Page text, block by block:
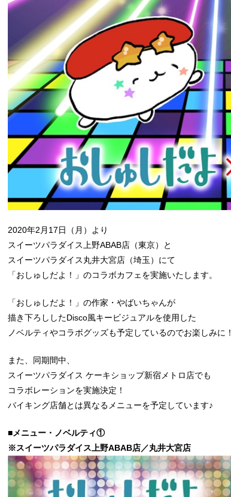
2020年2月17日（月）より
スイーツパラダイス上野ABAB店（東京）と
スイーツパラダイス丸井大宮店（埼玉）にて
「おしゅしだよ！」のコラボカフェを実施いたします。
「おしゅしだよ！」の作家・やばいちゃんが
描き下ろししたDisco風キービジュアルを使用した
ノベルティやコラボグッズも予定しているのでお楽しみに！
また、同期間中、
スイーツパラダイス ケーキショップ新宿メトロ店でも
コラボレーションを実施決定！
バイキング店舗とは異なるメニューを予定しています♪
■メニュー・ノベルティ①
※スイーツパラダイス上野ABAB店／丸井大宮店